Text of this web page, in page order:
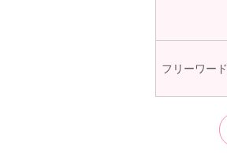
フリーワード